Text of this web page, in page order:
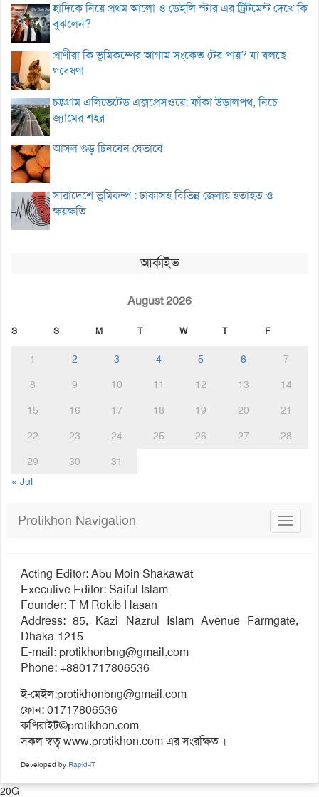
হাদিকে নিয়ে প্রথম আলো ও ডেইলি স্টার এর ট্রিটমেন্ট দেখে কি
বুঝলেন?
প্রাণীরা কি ভূমিকম্পের আগাম সংকেত টের পায়? যা বলছে
গবেষণা
চট্টগ্রাম এলিভেটেড এক্সপ্রেসওয়ে: ফাঁকা উড়ালপথ, নিচে
জ্যামের শহর
আসল গুড় চিনবেন যেভাবে
সারাদেশে ভূমিকম্প : ঢাকাসহ বিভিন্ন জেলায় হতাহত ও
ক্ষয়ক্ষতি
আর্কাইভ
August 2026
S S M T W T F
1 2 3 4 5 6
7
8
9 10 11 12 13
14
15
16 17 18 19 20
21
22
23 24 25 26 27
28
29
30
31
« Jul
Toggle
Protikhon Navigation
Acting Editor: Abu Moin Shakawat
Executive Editor: Saiful Islam
Founder: T M Rokib Hasan
Address: 85, Kazi Nazrul Islam Avenue Farmgate,
Dhaka-1215
E-mail:protikhonbng@gmail.com
Phone: +8801717806536
ই-মেইল:protikhonbng@gmail.com
ফোন: 01717806536
কপিরাইট©protikhon.com
সকল স্বত্ব www.protikhon.com এর সংরক্ষিত ।
Developed by Rapid-iT
20G